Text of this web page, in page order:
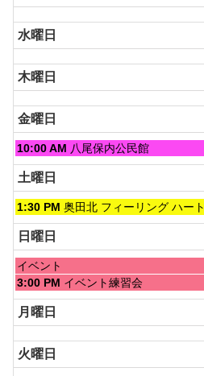
水曜日
木曜日
金曜日
金
曜
日,
8
月
21st
2026
10:00 AM 八尾保内公民館
土曜日
土
曜
日,
8
月
22nd
2026
1:30 PM 奥田北 フィーリング ハート
日曜日
日
曜
日,
8
月
2026
イベント
日
曜
日,
8
月
23rd
2026
3:00 PM イベント練習会
月曜日
火曜日